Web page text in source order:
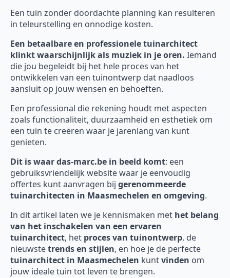
Een tuin zonder doordachte planning kan resulteren
in teleurstelling en onnodige kosten.
Een betaalbare en professionele tuinarchitect
klinkt waarschijnlijk als muziek in je oren. Iemand
die jou begeleidt bij het hele proces van het
ontwikkelen van een tuinontwerp dat naadloos
aansluit op jouw wensen en behoeften.
Een professional die rekening houdt met aspecten
zoals functionaliteit, duurzaamheid en esthetiek om
een tuin te creëren waar je jarenlang van kunt
genieten.
Dit is waar das-marc.be in beeld komt: een
gebruiksvriendelijk website waar je eenvoudig
offertes kunt aanvragen bij gerenommeerde
tuinarchitecten in Maasmechelen en omgeving.
In dit artikel laten we je kennismaken met het belang
van het inschakelen van een ervaren
tuinarchitect, het proces van tuinontwerp, de
nieuwstetrends en stijlen, en hoe je de perfecte
tuinarchitect in Maasmechelen kuntvinden om
jouw ideale tuin tot leven te brengen.